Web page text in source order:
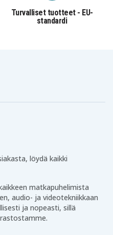
Turvalliset tuotteet - EU-
standardi
löydä kaikki
matkapuhelimista
audio- ja videotekniikkaan
ja nopeasti, sillä